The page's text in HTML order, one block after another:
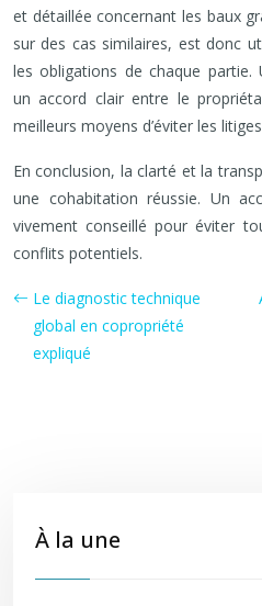
et détaillée concernant les baux
sur des cas similaires, est donc
les obligations de chaque
un accord clair entre le
meilleurs moyens d’éviter les
En conclusion, la clarté et la
une cohabitation réussie. Un
vivement conseillé pour éviter
conflits potentiels.
Le diagnostic technique
global en copropriété
expliqué
À la une